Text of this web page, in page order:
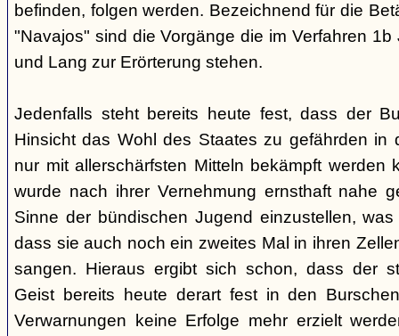
befinden, folgen werden. Bezeichnend für die
"Navajos" sind die Vorgänge die im Verfahren
und Lang zur Erörterung stehen.
Jedenfalls steht bereits heute fest, dass der
Hinsicht das Wohl des Staates zu gefährden in
nur mit allerschärfsten Mitteln bekämpft werden
wurde nach ihrer Vernehmung ernsthaft nahe
Sinne der bündischen Jugend einzustellen,
dass sie auch noch ein zweites Mal in ihren
sangen. Hieraus ergibt sich schon, dass der
Geist bereits heute derart fest in den
Verwarnungen keine Erfolge mehr erzielt